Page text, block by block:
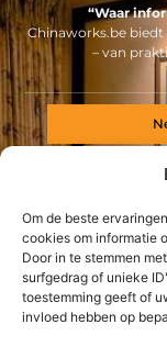
Om de beste
cookies om informatie
Door in te stemmen
surfgedrag of unieke
toestemming geeft of
invloed hebben op
“Waar
Chinaworks.be biedt
– van
De best
Wilt u uw product
Boek een